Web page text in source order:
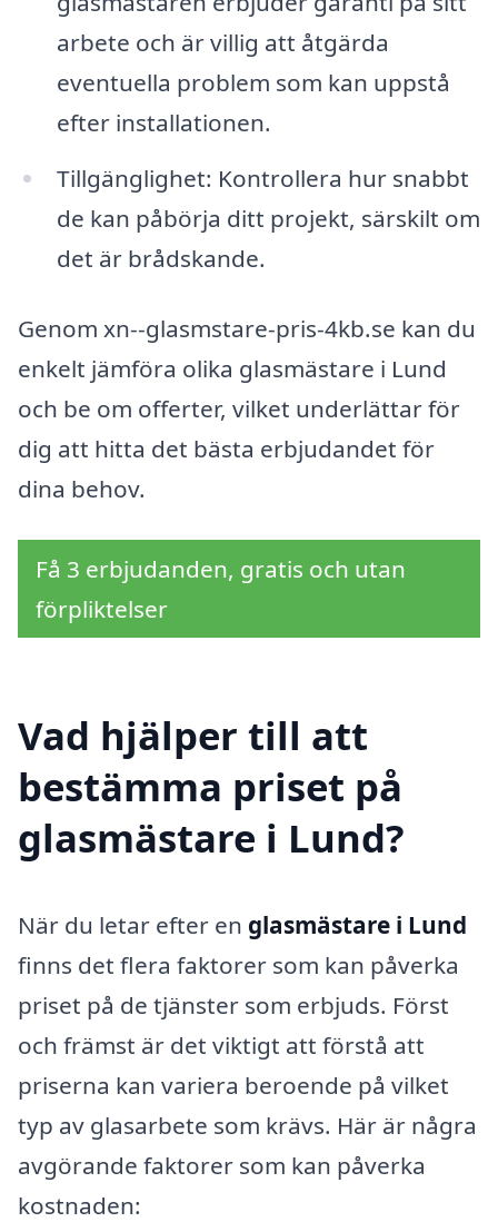
arbete och är villig att åtgärda
eventuella problem som kan uppstå
efter installationen.
Tillgänglighet: Kontrollera hur snabbt
de kan påbörja ditt projekt, särskilt om
det är brådskande.
Genom xn--glasmstare-pris-4kb.se kan du
enkelt jämföra olika glasmästare i Lund
och be om offerter, vilket underlättar för
dig att hitta det bästa erbjudandet för
dina behov.
Få 3 erbjudanden, gratis och utan
förpliktelser
Vad hjälper till att
bestämma priset på
glasmästare i Lund?
När du letar efter en glasmästare i Lund
finns det flera faktorer som kan påverka
priset på de tjänster som erbjuds. Först
och främst är det viktigt att förstå att
priserna kan variera beroende på vilket
typ av glasarbete som krävs. Här är några
avgörande faktorer som kan påverka
kostnaden: